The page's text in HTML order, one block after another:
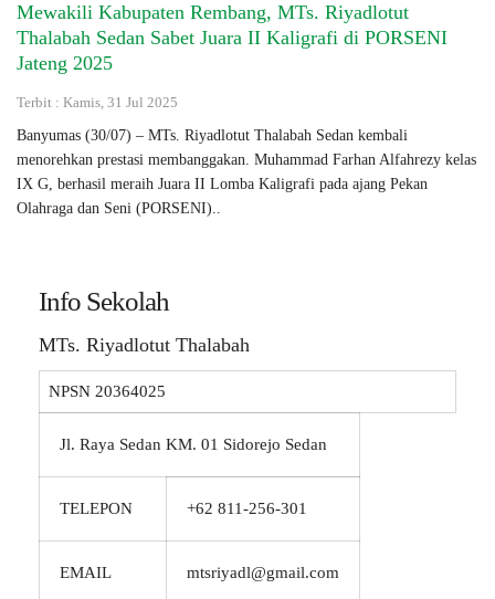
Mewakili Kabupaten Rembang, MTs. Riyadlotut
Thalabah Sedan Sabet Juara II Kaligrafi di PORSENI
Jateng 2025
Terbit : Kamis, 31 Jul 2025
Banyumas (30/07) – MTs. Riyadlotut Thalabah Sedan kembali
menorehkan prestasi membanggakan. Muhammad Farhan Alfahrezy kelas
IX G, berhasil meraih Juara II Lomba Kaligrafi pada ajang Pekan
Olahraga dan Seni (PORSENI)..
Info Sekolah
MTs. Riyadlotut Thalabah
NPSN 20364025
Jl. Raya Sedan KM. 01 Sidorejo Sedan
TELEPON +62 811-256-301
EMAIL mtsriyadl@gmail.com